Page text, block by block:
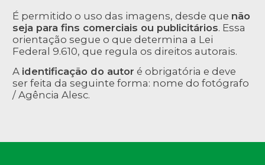
É permitido o uso das imagens, desde que não
seja para fins comerciais ou publicitários. Essa
orientação segue o que determina a Lei
Federal 9.610, que regula os direitos autorais.
A identificação do autor é obrigatória e deve
ser feita da seguinte forma: nome do fotógrafo
/ Agência Alesc.